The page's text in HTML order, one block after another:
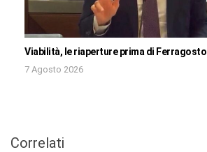
Viabilità, le riaperture prima di Ferragosto
7 Agosto 2026
Correlati